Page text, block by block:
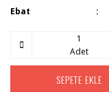
Ebat
Adet
SEPETE EKLE